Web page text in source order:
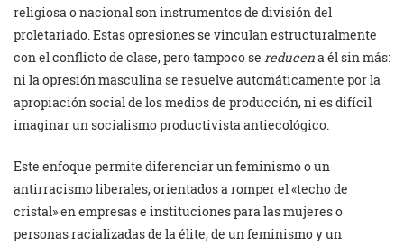
religiosa o nacional son instrumentos de división del
proletariado. Estas opresiones se vinculan estructuralmente
con el conflicto de clase, pero tampoco se reducena él sin más:
ni la opresión masculina se resuelve automáticamente por la
apropiación social de los medios de producción, ni es difícil
imaginar un socialismo productivista antiecológico.
Este enfoque permite diferenciar un feminismo o un
antirracismo liberales, orientados a romper el «techo de
cristal» en empresas e instituciones para las mujeres o
personas racializadas de la élite, de un feminismo y un